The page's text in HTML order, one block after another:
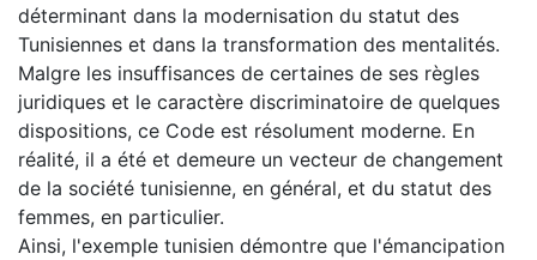
déterminant dans la modernisation du statut des
Tunisiennes et dans la transformation des mentalités.
Malgre les insuffisances de certaines de ses règles
juridiques et le caractère discriminatoire de quelques
dispositions, ce Code est résolument moderne. En
réalité, il a été et demeure un vecteur de changement
de la société tunisienne, en général, et du statut des
femmes, en particulier.
Ainsi, l'exemple tunisien démontre que l'émancipation